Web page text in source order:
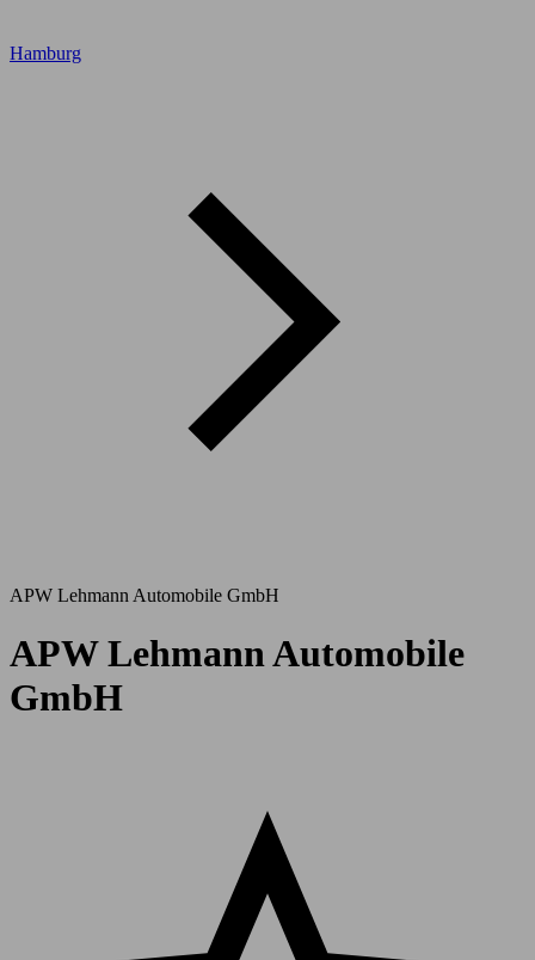
Hamburg
APW Lehmann Automobile GmbH
APW Lehmann Automobile
GmbH